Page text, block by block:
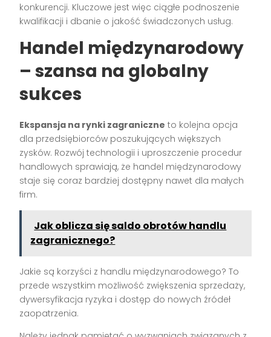
konkurencji. Kluczowe jest więc ciągłe podnoszenie
kwalifikacji i dbanie o jakość świadczonych usług.
Handel międzynarodowy
– szansa na globalny
sukces
Ekspansja na rynki zagraniczne to kolejna opcja
dla przedsiębiorców poszukujących większych
zysków. Rozwój technologii i uproszczenie procedur
handlowych sprawiają, że handel międzynarodowy
staje się coraz bardziej dostępny nawet dla małych
firm.
Jak oblicza się saldo obrotów handlu
zagranicznego?
Jakie są korzyści z handlu międzynarodowego? To
przede wszystkim możliwość zwiększenia sprzedaży,
dywersyfikacja ryzyka i dostęp do nowych źródeł
zaopatrzenia.